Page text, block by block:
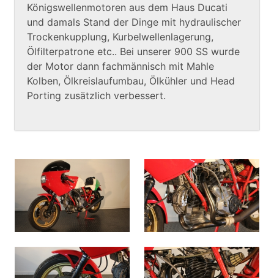
Königswellenmotoren aus dem Haus Ducati
und damals Stand der Dinge mit hydraulischer
Trockenkupplung, Kurbelwellenlagerung,
Ölfilterpatrone etc.. Bei unserer 900 SS wurde
der Motor dann fachmännisch mit Mahle
Kolben, Ölkreislaufumbau, Ölkühler und Head
Porting zusätzlich verbessert.